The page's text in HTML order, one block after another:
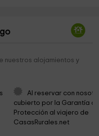
15,0 km
17,4 km
nuestros alojamientos y
Al reservar con
cubierto por la Garantía
Protección al viajero de
CasasRurales.net